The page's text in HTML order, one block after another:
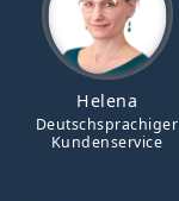
Helena
Deutschsprachiger
Kundenservice